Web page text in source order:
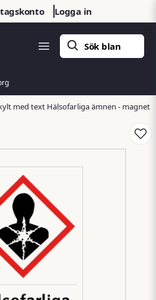
Logga in
med text Hälsofarliga ämnen - magnet